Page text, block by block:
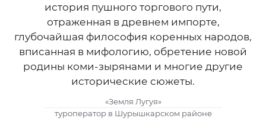
история пушного торгового пути,
отраженная в древнем импорте,
глубочайшая философия коренных народов,
вписанная в мифологию, обретение новой
родины коми-зырянами и многие другие
исторические сюжеты.
«Земля Лугуя»
туроператор в Шурышкарском районе